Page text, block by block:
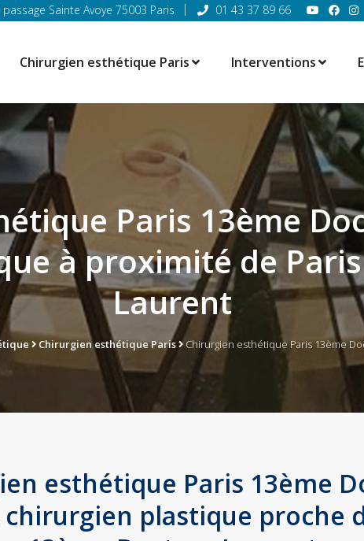
passage Sainte Avoye 75003 Paris 01 43 37 89 66
Chirurgien esthétique Paris Interventions
Paris 13ème
à proximité de
Laurent
Chirurgien esthétique Paris Chirurgien esthétique Paris 13ème
esthétique Paris 13ème
plastique proche